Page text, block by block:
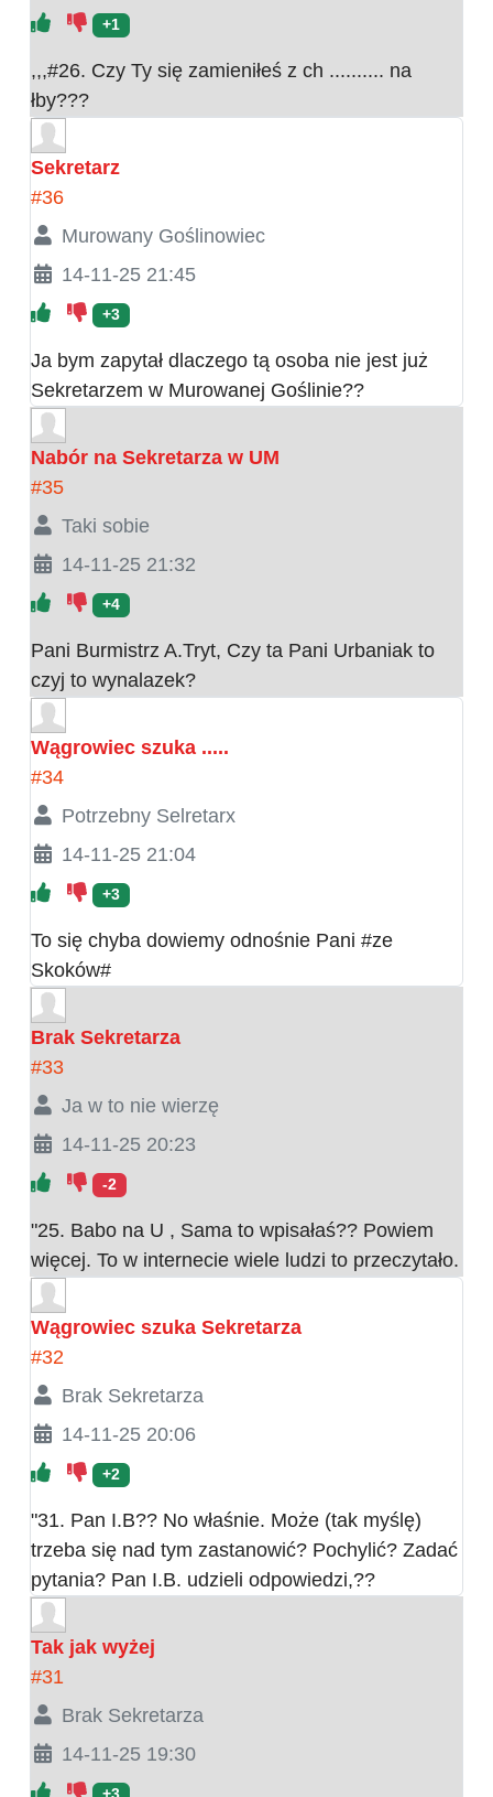
+1
,,,#26. Czy Ty się zamieniłeś z ch .......... na
łby???
Sekretarz
#36
Murowany Goślinowiec
14-11-25 21:45
+3
Ja bym zapytał dlaczego tą osoba nie jest już
Sekretarzem w Murowanej Goślinie??
Nabór na Sekretarza w UM
#35
Taki sobie
14-11-25 21:32
+4
Pani Burmistrz A.Tryt, Czy ta Pani Urbaniak to
czyj to wynalazek?
Wągrowiec szuka .....
#34
Potrzebny Selretarx
14-11-25 21:04
+3
To się chyba dowiemy odnośnie Pani #ze
Skoków#
Brak Sekretarza
#33
Ja w to nie wierzę
14-11-25 20:23
-2
"25. Babo na U , Sama to wpisałaś?? Powiem
więcej. To w internecie wiele ludzi to przeczytało.
Wągrowiec szuka Sekretarza
#32
Brak Sekretarza
14-11-25 20:06
+2
"31. Pan I.B?? No właśnie. Może (tak myślę)
trzeba się nad tym zastanowić? Pochylić? Zadać
pytania? Pan I.B. udzieli odpowiedzi,??
Tak jak wyżej
#31
Brak Sekretarza
14-11-25 19:30